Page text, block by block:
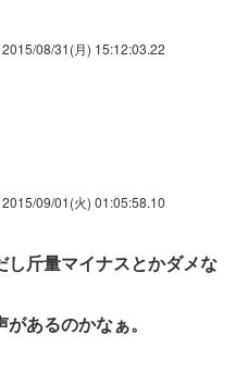
2015/08/31(月) 15:12:03.22
2015/09/01(火) 01:05:58.10
し斤量マイナスとかダメな
あるのかなぁ。